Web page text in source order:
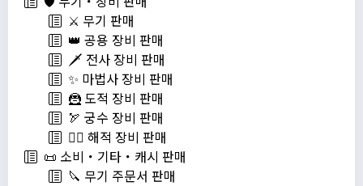
⚔️ 무기 판매
👑 공용 장비 판매
🗡️ 전사 장비 판매
✨ 마법사 장비 판매
🦹 도적 장비 판매
🏹 궁수 장비 판매
🏴‍☠️ 해적 장비 판매
📜 소비・기타・캐시 판매
🔪 무기 주문서 판매